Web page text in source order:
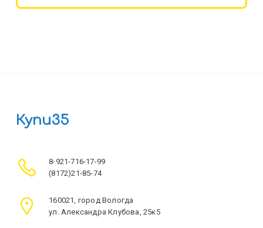
Купи35
8-921-716-17-99
(8172)21-85-74
160021, город Вологда
ул. Александра Клубова, 25к5